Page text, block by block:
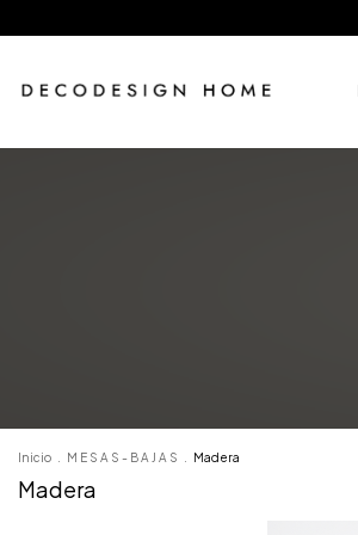
Inicio M E S A S - B A J A S Madera
Madera